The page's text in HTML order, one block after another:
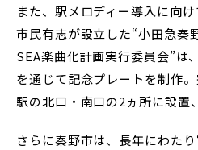
また、駅メロディー導入に向
市民有志が設立した“小田急秦
SEA楽曲化計画実行委員会”は
を通じて記念プレートを制作
駅の北口・南口の2ヵ所に設置
さらに秦野市は、長年にわた